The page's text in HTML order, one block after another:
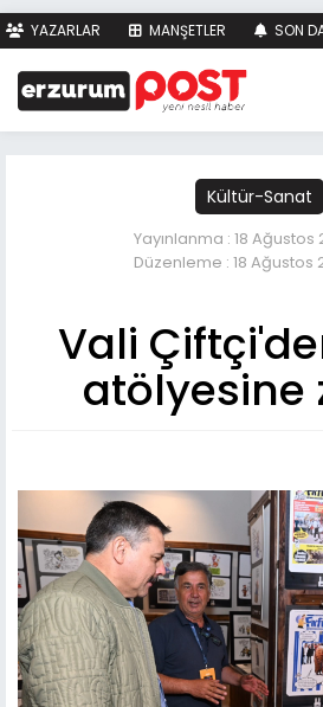
YAZARLAR MANŞETLER SON
İLETİŞİM
Kültür-Sanat
Yayınlanma : 18 Ağustos
Düzenleme : 18 Ağustos
Vali
atölyesine